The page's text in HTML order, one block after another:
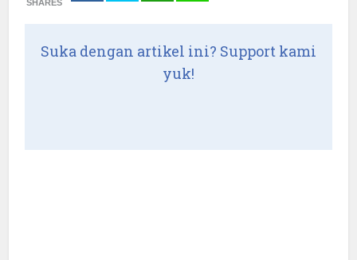
SHARES
Suka dengan artikel ini? Support kami
yuk!